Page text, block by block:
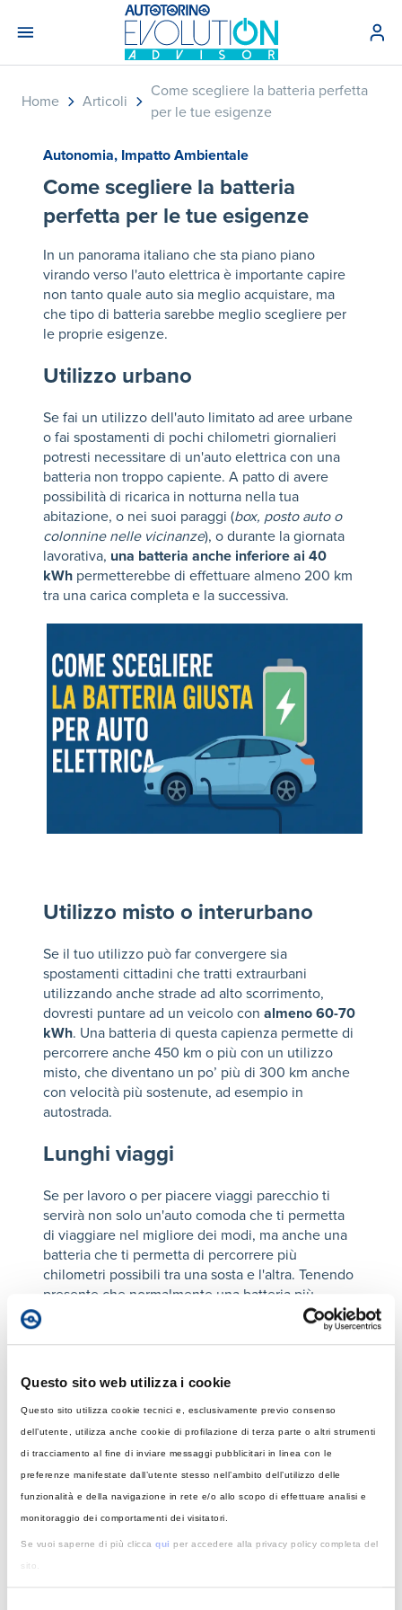
Questo sito web utilizza i cookie
Questo sito utilizza cookie tecnici e, esclusivamente previo consenso
dell’utente, utilizza anche cookie di profilazione di terza parte o altri strumenti
di tracciamento al fine di inviare messaggi pubblicitari in linea con le
preferenze manifestate dall’utente stesso nell’ambito dell’utilizzo delle
funzionalità e della navigazione in rete e/o allo scopo di effettuare analisi e
monitoraggio dei comportamenti dei visitatori.
Se vuoi saperne di più clicca qui per accedere alla privacy policy completa del
sito.
Home Articoli
Come scegliere la batteria perfetta
per le tue esigenze
Autonomia, Impatto Ambientale
Come scegliere la batteria
perfetta per le tue esigenze
In un panorama italiano che sta piano piano
virando verso l'auto elettrica è importante capire
non tanto quale auto sia meglio acquistare, ma
che tipo di batteria sarebbe meglio scegliere per
le proprie esigenze.
Utilizzo urbano
Se fai un utilizzo dell'auto limitato ad aree urbane
o fai spostamenti di pochi chilometri giornalieri
potresti necessitare di un'auto elettrica con una
batteria non troppo capiente. A patto di avere
possibilità di ricarica in notturna nella tua
abitazione, o nei suoi paraggi (box, posto auto o
colonnine nelle vicinanze), o durante la giornata
lavorativa, una batteria anche inferiore ai 40
kWh permetterebbe di effettuare almeno 200 km
tra una carica completa e la successiva.
Utilizzo misto o interurbano
Se il tuo utilizzo può far convergere sia
spostamenti cittadini che tratti extraurbani
utilizzando anche strade ad alto scorrimento,
dovresti puntare ad un veicolo con almeno 60-70
kWh. Una batteria di questa capienza permette di
percorrere anche 450 km o più con un utilizzo
misto, che diventano un po’ più di 300 km anche
con velocità più sostenute, ad esempio in
autostrada.
Lunghi viaggi
Se per lavoro o per piacere viaggi parecchio ti
servirà non solo un'auto comoda che ti permetta
di viaggiare nel migliore dei modi, ma anche una
batteria che ti permetta di percorrere più
chilometri possibili tra una sosta e l'altra. Tenendo
presente che normalmente una batteria più
grande potrebbe necessitare di più tempo per una
almeno 80-100 kWh
che permetterebbe di
combinato, ma anche una vettura con un'ottima
efficienza sia in movimento che in ricarica,
considerando quindi consumi medi e potenza
massima di ricarica accettata dal cosidetto OBC
(on-board charger o caricatore di bordo). Sarà
ovvio, ma meno consuma e meno tempo ci mette
tempo. Con queste configurazioni, anche alle alte